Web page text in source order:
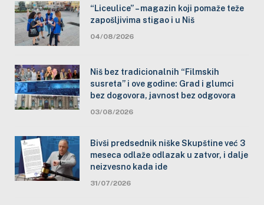
“Liceulice” – magazin koji pomaže teže
zapošljivima stigao i u Niš
04/08/2026
Niš bez tradicionalnih “Filmskih
susreta” i ove godine: Grad i glumci
bez dogovora, javnost bez odgovora
03/08/2026
Bivši predsednik niške Skupštine već 3
meseca odlaže odlazak u zatvor, i dalje
neizvesno kada ide
31/07/2026